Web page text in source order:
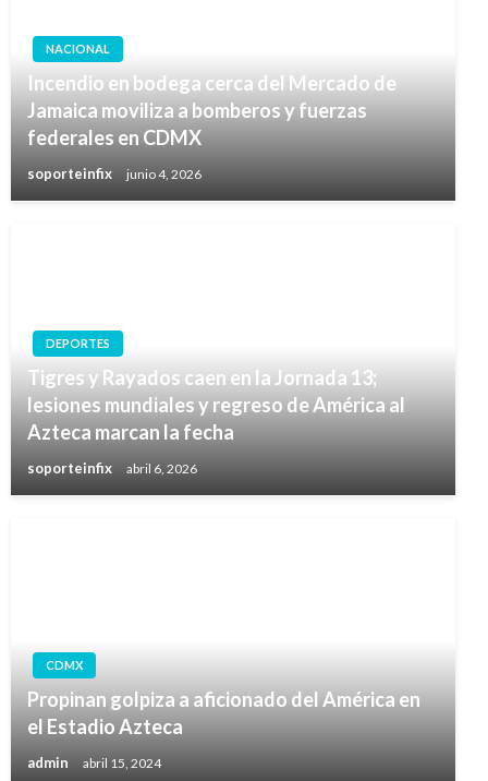
NACIONAL
Incendio en bodega cerca del Mercado de
Jamaica moviliza a bomberos y fuerzas
federales en CDMX
soporteinfix junio 4, 2026
DEPORTES
Tigres y Rayados caen en la Jornada 13;
lesiones mundiales y regreso de América al
Azteca marcan la fecha
soporteinfix abril 6, 2026
CDMX
Propinan golpiza a aficionado del América en
el Estadio Azteca
admin abril 15, 2024